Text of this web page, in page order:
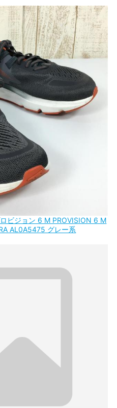
ビジョン 6 M PROVISION 6 M
AL0A5475 グレー系